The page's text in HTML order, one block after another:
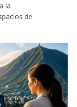
la
de